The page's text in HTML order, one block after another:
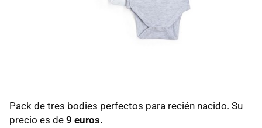
Pack de tres bodies perfectos para recién nacido. Su
precio es de 9 euros.